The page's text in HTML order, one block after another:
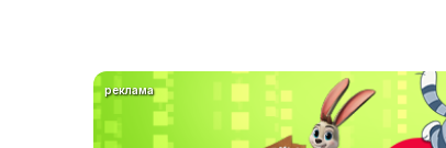
реклама